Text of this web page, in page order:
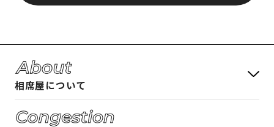
相席屋について
料金システム